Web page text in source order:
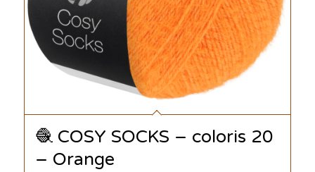
🧶 COSY SOCKS – coloris 20
– Orange